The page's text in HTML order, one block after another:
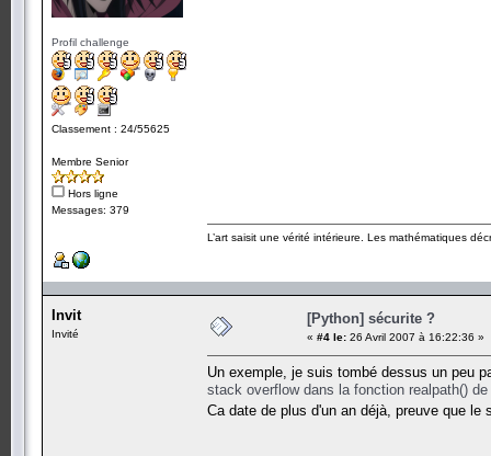
Profil challenge
Classement : 24/55625
Membre Senior
Hors ligne
Messages: 379
L’art saisit une vérité intérieure. Les mathématiques
Invit
Invité
[Python] sécurite ?
« #4 le: 26 Avril 2007 à 16:22:36 »
Un exemple, je suis tombé dessus un peu
stack overflow dans la fonction realpath()
Ca date de plus d'un an déjà, preuve que